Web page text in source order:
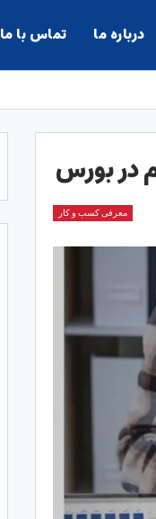
درباره ما تماس با ما
در بورس
معرفی کسب و کار